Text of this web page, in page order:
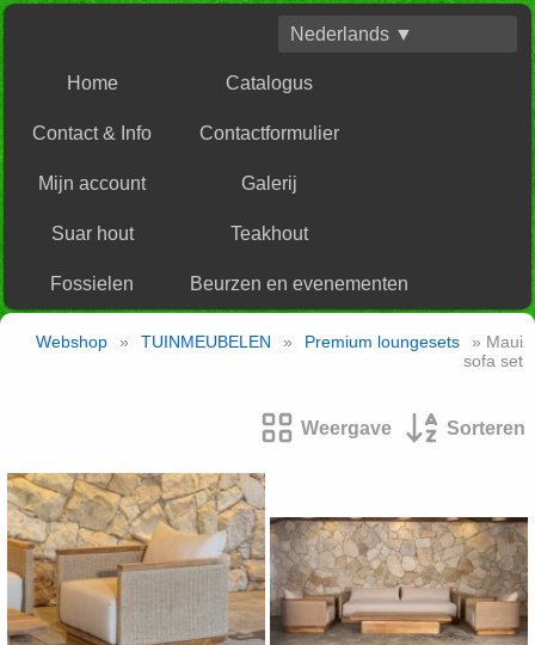
Nederlands ▼
Home Catalogus
Contact & Info Contactformulier
Mijn account Galerij
Suar hout Teakhout
Fossielen Beurzen en evenementen
Webshop » TUINMEUBELEN » Premium loungesets
» Maui
sofa set
Weergave Sorteren